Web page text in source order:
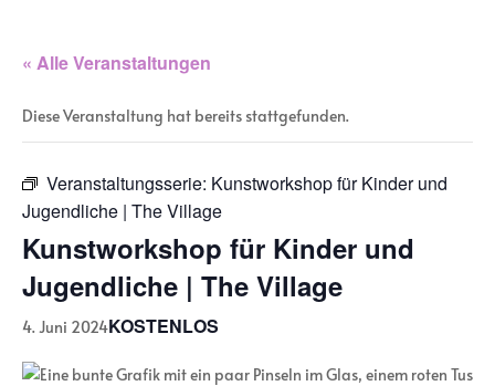
« Alle Veranstaltungen
Diese Veranstaltung hat bereits stattgefunden.
Veranstaltungsserie: Kunstworkshop für Kinder und
Jugendliche | The Village
Kunstworkshop für Kinder und
Jugendliche | The Village
4. Juni 2024KOSTENLOS